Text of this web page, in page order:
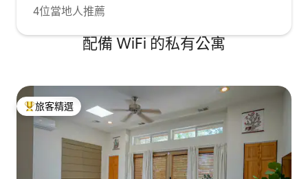
4位當地人推薦
配備 WiFi 的私有公寓
旅客精選榜首
旅客精選